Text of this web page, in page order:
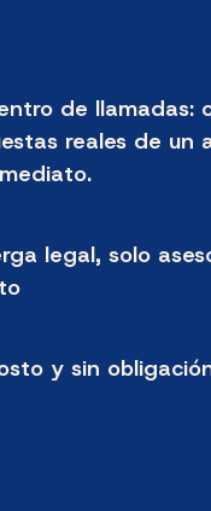
de llamadas:
reales de un
legal, solo
y sin